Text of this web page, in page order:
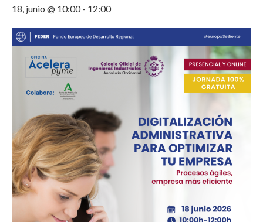
18, junio @ 10:00- 12:00